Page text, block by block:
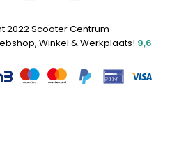
2022 Scooter Centrum
Winkel & Werkplaats! 9,6